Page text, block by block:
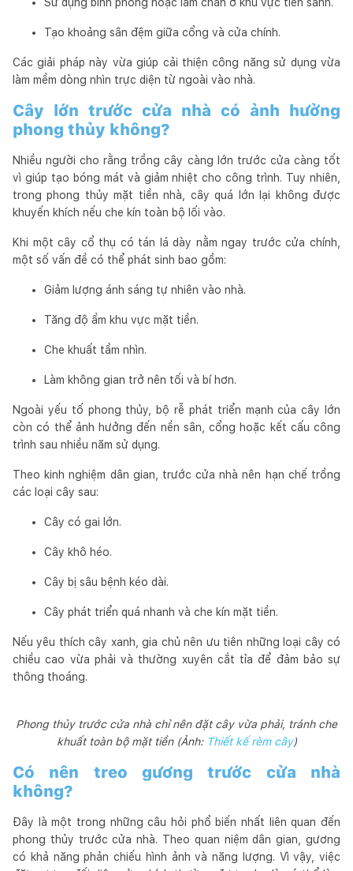
Tạo khoảng sân đệm giữa cổng và cửa chính.
Các giải pháp này vừa giúp cải thiện công năng sử dụng vừa
làm mềm dòng nhìn trực diện từ ngoài vào nhà.
Cây lớn trước cửa nhà có ảnh hưởng
phong thủy không?
Nhiều người cho rằng trồng cây càng lớn trước cửa càng tốt
vì giúp tạo bóng mát và giảm nhiệt cho công trình. Tuy nhiên,
trong phong thủy mặt tiền nhà, cây quá lớn lại không được
khuyến khích nếu che kín toàn bộ lối vào.
Khi một cây cổ thụ có tán lá dày nằm ngay trước cửa chính,
một số vấn đề có thể phát sinh bao gồm:
Giảm lượng ánh sáng tự nhiên vào nhà.
Tăng độ ẩm khu vực mặt tiền.
Che khuất tầm nhìn.
Làm không gian trở nên tối và bí hơn.
Ngoài yếu tố phong thủy, bộ rễ phát triển mạnh của cây lớn
còn có thể ảnh hưởng đến nền sân, cổng hoặc kết cấu công
trình sau nhiều năm sử dụng.
Theo kinh nghiệm dân gian, trước cửa nhà nên hạn chế trồng
các loại cây sau:
Cây có gai lớn.
Cây khô héo.
Cây bị sâu bệnh kéo dài.
Cây phát triển quá nhanh và che kín mặt tiền.
Nếu yêu thích cây xanh, gia chủ nên ưu tiên những loại cây có
chiều cao vừa phải và thường xuyên cắt tỉa để đảm bảo sự
thông thoáng.
Phong thủy trước cửa nhà chỉ nên đặt cây vừa phải, tránh che
khuất toàn bộ mặt tiền (Ảnh: Thiết kế rèm cây)
Có nên treo gương trước cửa nhà
không?
Đây là một trong những câu hỏi phổ biến nhất liên quan đến
phong thủy trước cửa nhà. Theo quan niệm dân gian, gương
có khả năng phản chiếu hình ảnh và năng lượng. Vì vậy, việc